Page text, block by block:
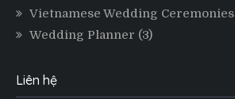
Vietnamese Wedding Ceremonies
Wedding Planner (3)
Liên hệ